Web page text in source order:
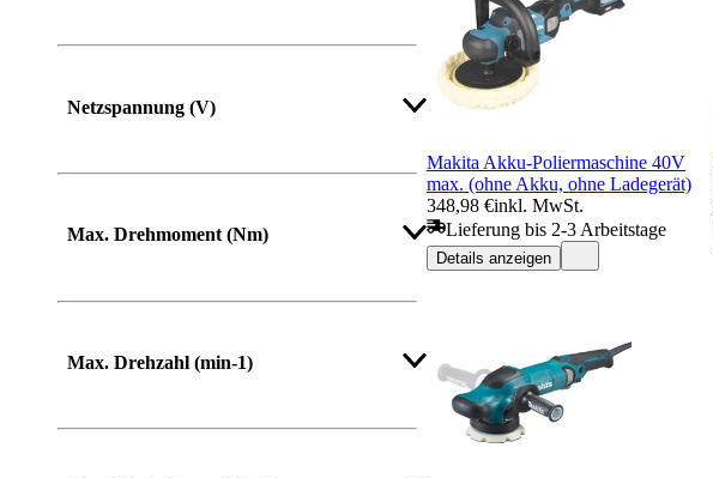
Netzspannung (V)
Max. Drehmoment (Nm)
Max. Drehzahl (min-1)
Makita Akku-Poliermaschine 40V
max. (ohne Akku, ohne Ladegerät)
348,98 €inkl. MwSt.
Lieferung bis 2-3 Arbeitstage
Details anzeigen